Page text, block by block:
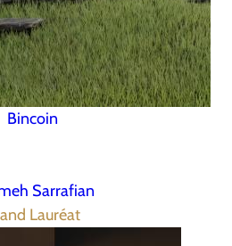
Bincoin
Sarrafian
Lauréat